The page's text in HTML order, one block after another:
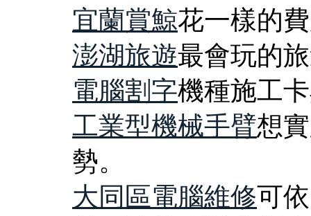
宜蘭賞鯨花一樣的
澎湖旅遊最會玩的
電腦割字機種施工
工業型機械手臂想
勢。
大同區電腦維修可